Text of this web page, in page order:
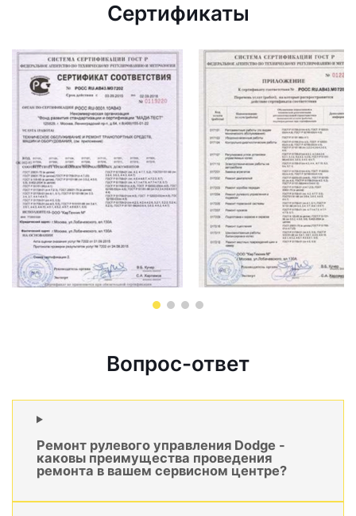
Сертификаты
Вопрос-ответ
Ремонт рулевого управления Dodge -
каковы преимущества проведения
ремонта в вашем сервисном центре?